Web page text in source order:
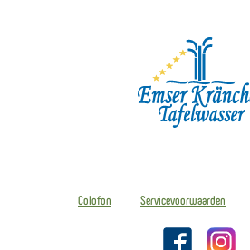
Colofon Servicevoorwaarden
Facebook